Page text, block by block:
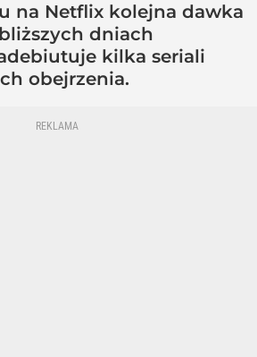
na Netflix kolejna dawka
dniach
kilka seriali
obejrzenia.